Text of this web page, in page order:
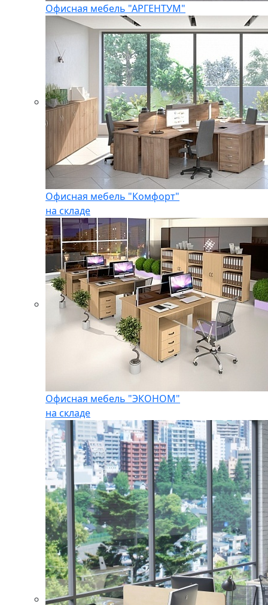
Офисная мебель "АРГЕНТУМ"
Офисная мебель "Комфорт"
на складе
Офисная мебель "ЭКОНОМ"
на складе